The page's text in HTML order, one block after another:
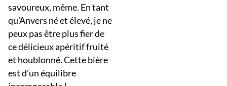
savoureux, même. En tant
qu’Anvers né et élevé, je ne
peux pas être plus fier de
ce délicieux apéritif fruité
et houblonné. Cette bière
est d’un équilibre